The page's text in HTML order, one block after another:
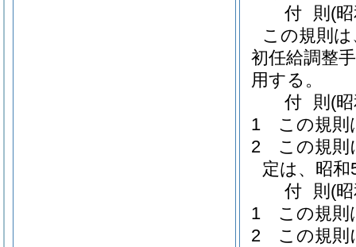
付 則 (
この規則
初任給調整
用する。
付 則 (
1
この規則
2
この規則
定は、昭
付 則 (
1
この規則
2
この規則